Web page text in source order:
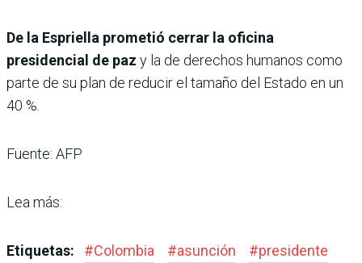
De la Espriella prometió cerrar la oficina
presidencial de paz y la de derechos humanos como
parte de su plan de reducir el tamaño del Estado en un
40 %.
Fuente: AFP
Lea más:
Etiquetas: #Colombia #asunción #presidente